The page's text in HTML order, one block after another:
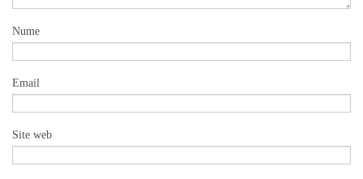
Nume
Email
Site web